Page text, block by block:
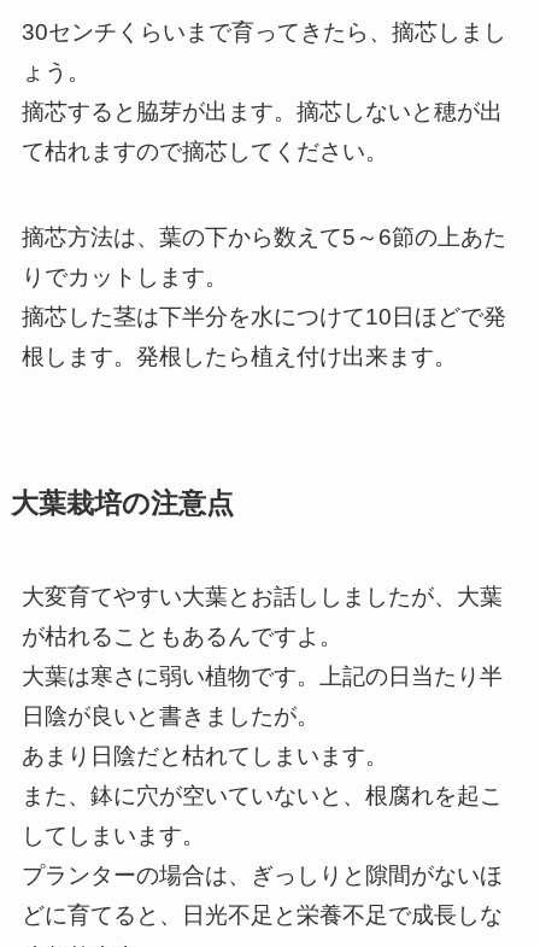
30センチくらいまで育ってきたら、摘芯しまし
ょう。
摘芯すると脇芽が出ます。摘芯しないと穂が出
て枯れますので摘芯してください。
摘芯方法は、葉の下から数えて5～6節の上あた
りでカットします。
摘芯した茎は下半分を水につけて10日ほどで発
根します。発根したら植え付け出来ます。
大葉栽培の注意点
大変育てやすい大葉とお話ししましたが、大葉
が枯れることもあるんですよ。
大葉は寒さに弱い植物です。上記の日当たり半
日陰が良いと書きましたが。
あまり日陰だと枯れてしまいます。
また、鉢に穴が空いていないと、根腐れを起こ
してしまいます。
プランターの場合は、ぎっしりと隙間がないほ
どに育てると、日光不足と栄養不足で成長しな